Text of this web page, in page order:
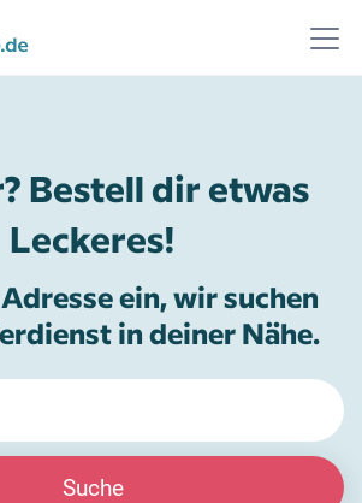
Bestell dir etwas
Leckeres!
ein, wir suchen
in deiner Nähe.
Suche